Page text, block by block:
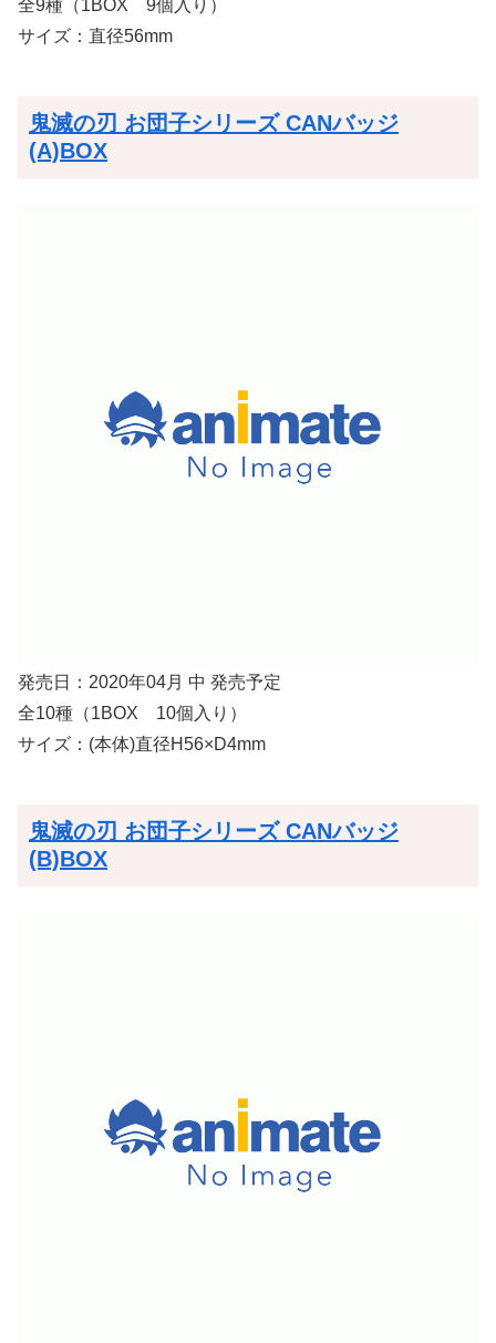
全9種（1BOX 9個入り）
サイズ：直径56mm
鬼滅の刃 お団子シリーズ CANバッジ
(A)BOX
発売日：2020年04月 中 発売予定
全10種（1BOX 10個入り）
サイズ：(本体)直径H56×D4mm
鬼滅の刃 お団子シリーズ CANバッジ
(B)BOX